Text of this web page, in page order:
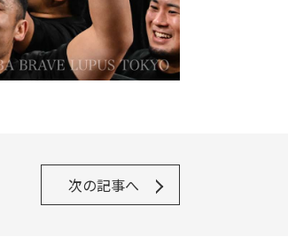
次の記事へ